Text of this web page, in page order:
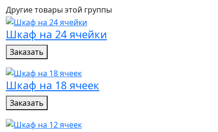
Другие товары этой группы
Шкаф на 24 ячейки
Заказать
Шкаф на 18 ячеек
Заказать